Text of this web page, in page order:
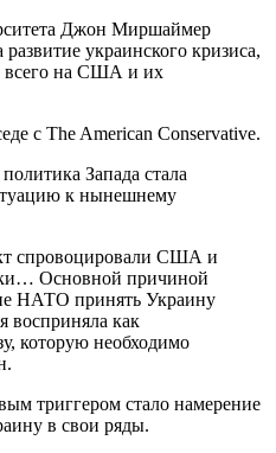
Джон Миршаймер
развитие украинского кризиса,
всего на США и их
с The American Conservative.
Запада стала
к нынешнему
спровоцировали США и
Основной причиной
НАТО принять Украину
восприняла как
которую необходимо
триггером стало намерение
в свои ряды.